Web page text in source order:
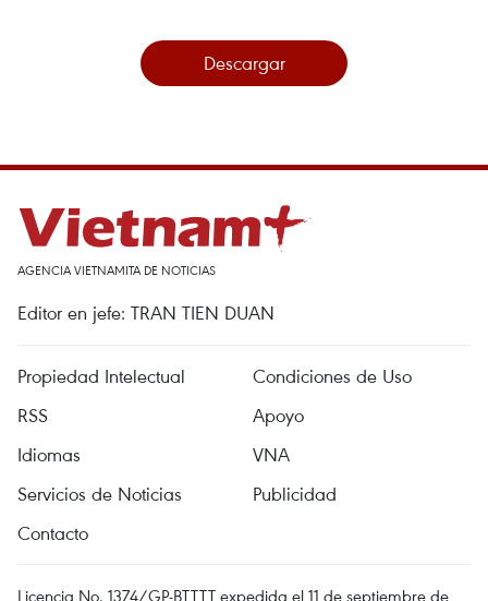
Descargar
AGENCIA VIETNAMITA DE NOTICIAS
Editor en jefe: TRAN TIEN DUAN
Propiedad Intelectual
Condiciones de Uso
RSS
Apoyo
Idiomas
VNA
Servicios de Noticias
Publicidad
Contacto
Licencia No. 1374/GP-BTTTT expedida el 11 de septiembre de